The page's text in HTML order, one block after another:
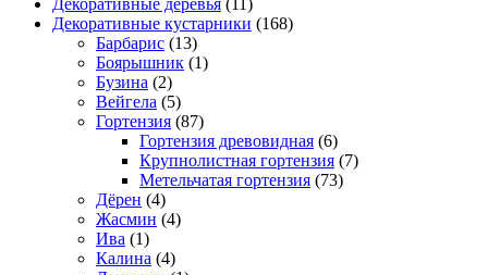
Декоративные деревья (11)
Декоративные кустарники (168)
Барбарис (13)
Боярышник (1)
Бузина (2)
Вейгела (5)
Гортензия (87)
Гортензия древовидная (6)
Крупнолистная гортензия (7)
Метельчатая гортензия (73)
Дёрен (4)
Жасмин (4)
Ива (1)
Калина (4)